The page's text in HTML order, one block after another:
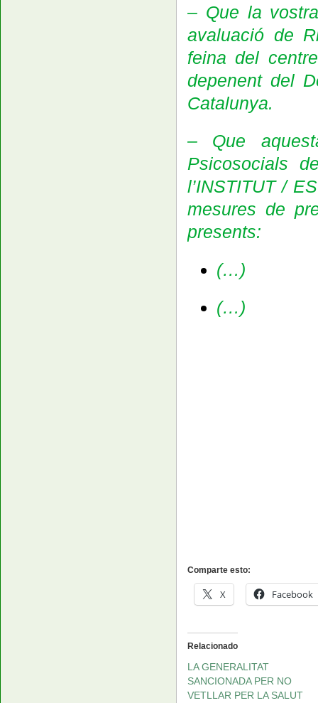
– Que la
avaluació de
feina del
depenent del
Catalunya.
– Que
Psicosocials
l’INSTITUT /
mesures de
presents:
(… )
(… )
Comparte esto:
X Facebook
Relacionado
LA GENERALITAT
SANCIONADA PER NO
VETLLAR PER LA SALUT